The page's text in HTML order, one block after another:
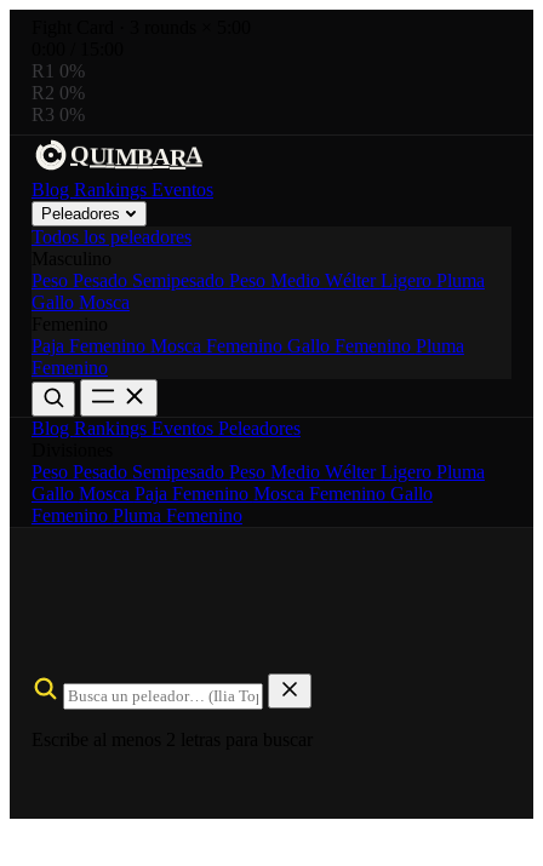
R1 0%
R2 0%
R3 0%
QUIMBARA
Blog Rankings Eventos
Peleadores
Todos los peleadores
Peso Pesado Semipesado Peso Medio WélterLigero Pluma
Gallo Mosca
Paja Femenino Mosca Femenino Gallo Femenino Pluma
Femenino
Blog Rankings Eventos Peleadores
Peso Pesado Semipesado Peso Medio WélterLigero Pluma
Gallo Mosca Paja Femenino Mosca Femenino Gallo
Femenino Pluma Femenino